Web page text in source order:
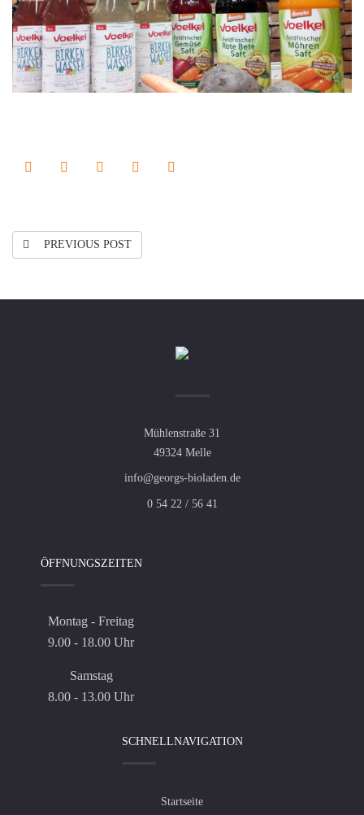
PREVIOUS POST
Mühlenstraße 31
49324 Melle
info@georgs-bioladen.de
0 54 22 / 56 41
ÖFFNUNGSZEITEN
Montag - Freitag
9.00 - 18.00 Uhr
Samstag
8.00 - 13.00 Uhr
SCHNELLNAVIGATION
Startseite